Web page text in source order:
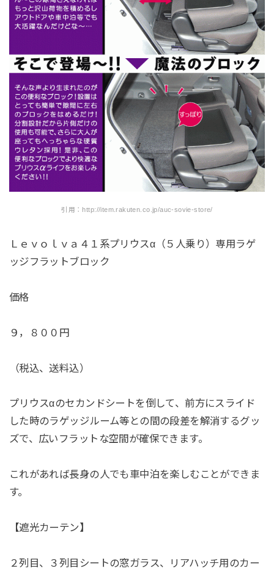
引用：http://item.rakuten.co.jp/auc-sovie-store/
Ｌｅｖｏｌｖａ４１系プリウスα（５人乗り）専用ラゲ
ッジフラットブロック
価格
９，８００円
（税込、送料込）
プリウスαのセカンドシートを倒して、前方にスライド
した時のラゲッジルーム等との間の段差を解消するグッ
ズで、広いフラットな空間が確保できます。
これがあれば長身の人でも車中泊を楽しむことができま
す。
【遮光カーテン】
２列目、３列目シートの窓ガラス、リアハッチ用のカー